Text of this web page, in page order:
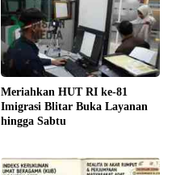
Meriahkan HUT RI ke-81
Imigrasi Blitar Buka Layanan
hingga Sabtu